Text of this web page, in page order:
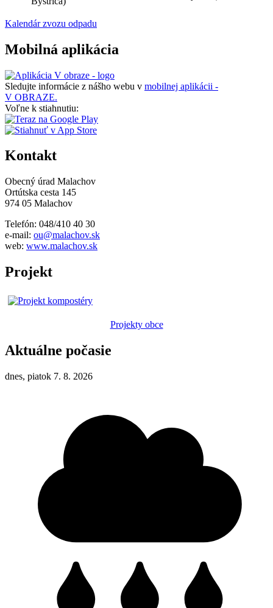
Kalendár zvozu odpadu
Mobilná aplikácia
Sledujte informácie z nášho webu v mobilnej aplikácii -
V OBRAZE.
Voľne k stiahnutiu:
Kontakt
Obecný úrad Malachov
Ortútska cesta 145
974 05 Malachov
Telefón: 048/410 40 30
e-mail: ou@malachov.sk
web: www.malachov.sk
Projekt
Projekty obce
Aktuálne počasie
dnes, piatok 7. 8. 2026